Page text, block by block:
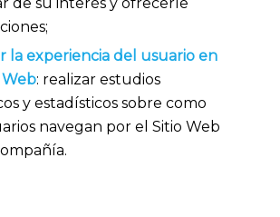
la experiencia del usuario en
Web: realizar estudios
y estadísticos sobre como
navegan por el Sitio Web